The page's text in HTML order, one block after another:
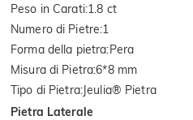
Peso in Carati:1.8 ct
Numero di Pietre:1
Forma della pietra:Pera
Misura di Pietra:6*8 mm
Tipo di Pietra:Jeulia® Pietra
Pietra Laterale